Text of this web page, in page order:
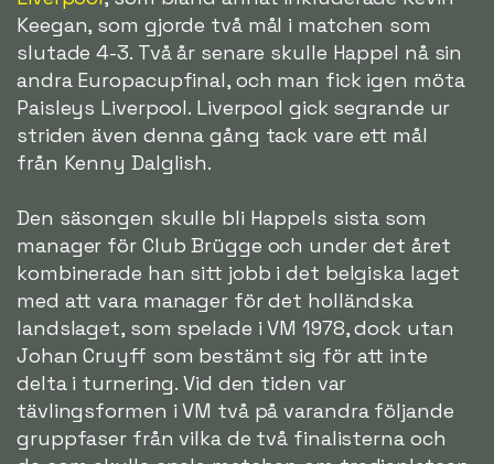
Keegan, som gjorde två mål i matchen som
slutade 4-3. Två år senare skulle Happel nå sin
andra Europacupfinal, och man fick igen möta
Paisleys Liverpool. Liverpool gick segrande ur
striden även denna gång tack vare ett mål
från Kenny Dalglish.
Den säsongen skulle bli Happels sista som
manager för Club Brügge och under det året
kombinerade han sitt jobb i det belgiska laget
med att vara manager för det holländska
landslaget, som spelade i VM 1978, dock utan
Johan Cruyff som bestämt sig för att inte
delta i turnering. Vid den tiden var
tävlingsformen i VM två på varandra följande
gruppfaser från vilka de två finalisterna och